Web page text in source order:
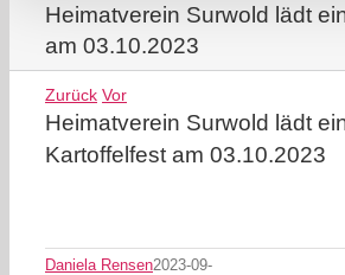
Heimatverein Surwold lädt
am 03.10.2023
Zurück Vor
Heimatverein Surwold lädt
Kartoffelfest am 03.10.2023
Daniela Rensen2023-09-